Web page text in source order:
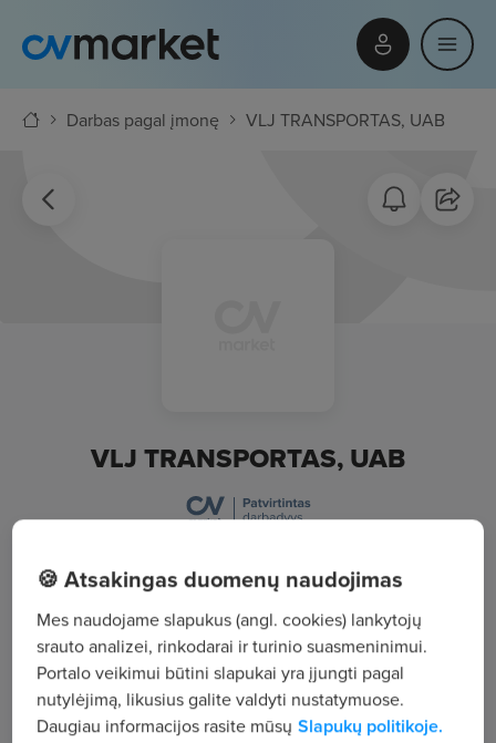
Darbas pagal įmonę VLJ TRANSPORTAS, UAB
VLJ TRANSPORTAS, UAB
Žiūrėti visus skelbimus
Įmonės aprašymas
159
🍪 Atsakingas duomenų naudojimas
Mes naudojame slapukus (angl. cookies) lankytojų
srauto analizei, rinkodarai ir turinio suasmeninimui.
Portalo veikimui būtini slapukai yra įjungti pagal
nutylėjimą, likusius galite valdyti nustatymuose.
Daugiau informacijos rasite mūsų Slapukų politikoje.